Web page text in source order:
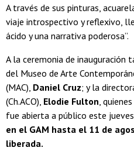
A través de sus pinturas,
viaje introspectivo y reflexivo,
ácido y una narrativa poderosa”.
A la ceremonia de inauguración
del Museo de Arte
(MAC), Daniel Cruz; y la
(Ch.ACO), Elodie Fulton ,
fue abierta a público este
en el GAM hasta el 11 de
liberada.